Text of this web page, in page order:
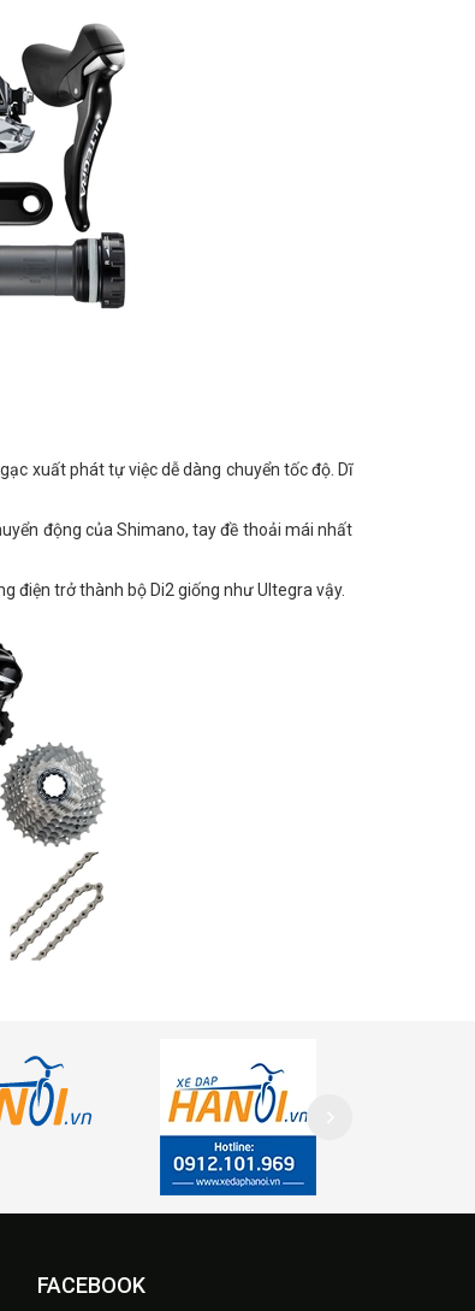
xuất phát tự việc dễ dàng chuyển tốc độ. Dĩ
động của Shimano, tay đề thoải mái nhất
điện trở thành bộ Di2 giống như Ultegra vậy.
FACEBOOK